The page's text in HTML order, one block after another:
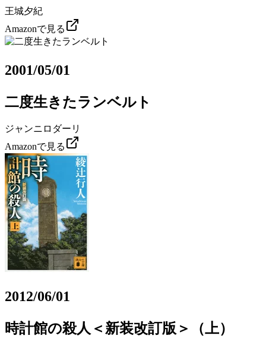
王城夕紀
Amazonで見る
2001/05/01
二度生きたランベルト
ジャンニロダーリ
Amazonで見る
2012/06/01
時計館の殺人＜新装改訂版＞（上）